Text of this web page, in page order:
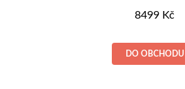
8499 Kč
DO OBCHODU